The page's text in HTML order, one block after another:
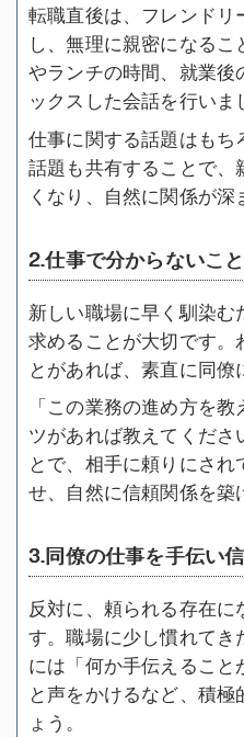
転職直後は、フレンド
し、無理に親密になる
やランチの時間、就業後
ックスした会話を行いま
仕事に関する話題はもち
話題も共有することで、
くなり、自然に関係が深
2.仕事で分からないこ
新しい職場に早く馴染
求めることが大切です。
とがあれば、素直に同僚
「この業務の進め方を
ツがあれば教えてくださ
とで、相手に頼りにさ
せ、自然に信頼関係を築
3.同僚の仕事を手伝い
反対に、頼られる存在
す。職場に少し慣れてき
には「何か手伝えること
と声をかけるなど、積
ょう。